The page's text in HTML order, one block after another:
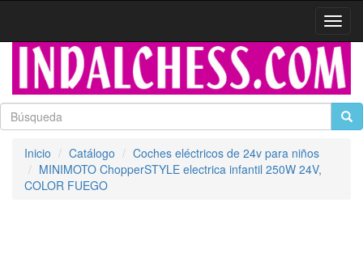
Inicio Catálogo
Coches eléctricos de 24v para niños
MINIMOTO ChopperSTYLE electrica infantil 250W 24V,
COLOR FUEGO